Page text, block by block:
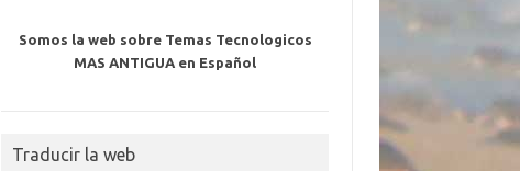
Somos la web sobre Temas Tecnologicos
MAS ANTIGUA en Español
Traducir la web